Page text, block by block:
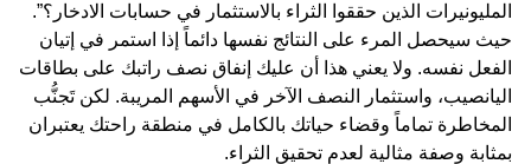
المليونيرات الذين حققوا الثراء بالاستثمار في حسابات الادخار؟”.
حيث سيحصل المرء على النتائج نفسها دائماً إذا استمر في إتيان
الفعل نفسه. ولا يعني هذا أن عليك إنفاق نصف راتبك على بطاقات
اليانصيب، واستثمار النصف الآخر في الأسهم المريبة. لكن تَجنُّب
المخاطرة تماماً وقضاء حياتك بالكامل في منطقة راحتك يعتبران
بمثابة وصفة مثالية لعدم تحقيق الثراء.